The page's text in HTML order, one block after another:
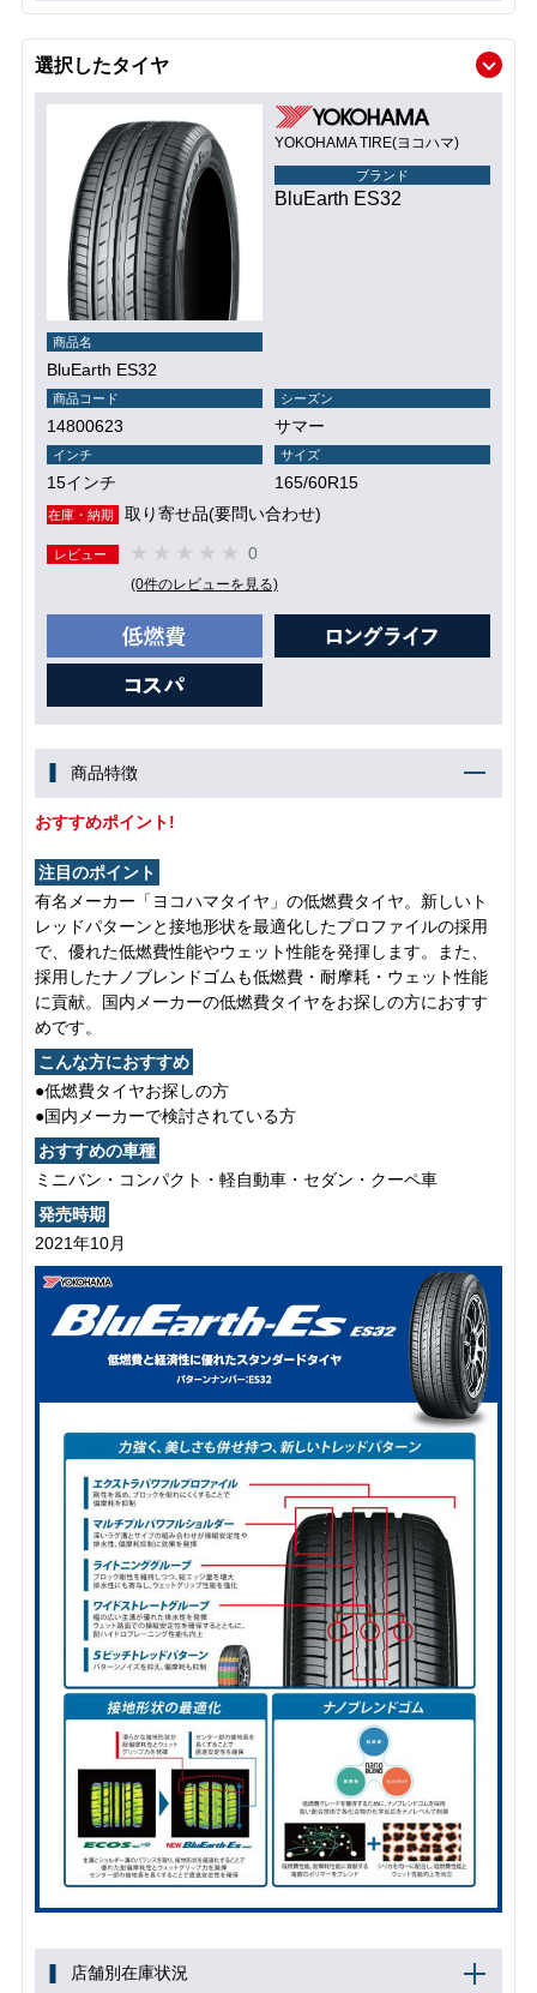
選択したタイヤ
YOKOHAMA TIRE(ヨコハマ)
ブランド
BluEarth ES32
商品名
BluEarth ES32
商品コード
14800623
シーズン
サマー
インチ
15インチ
サイズ
165/60R15
在庫・納期 取り寄せ品(要問い合わせ)
レビュー 0
(0件のレビューを見る)
商品特徴
おすすめポイント!
注目のポイント
有名メーカー「ヨコハマタイヤ」の低燃費タイヤ。新しいト
レッドパターンと接地形状を最適化したプロファイルの採用
で、優れた低燃費性能やウェット性能を発揮します。また、
採用したナノブレンドゴムも低燃費・耐摩耗・ウェット性能
に貢献。国内メーカーの低燃費タイヤをお探しの方におすす
めです。
こんな方におすすめ
●低燃費タイヤお探しの方
●国内メーカーで検討されている方
おすすめの車種
ミニバン・コンパクト・軽自動車・セダン・クーペ車
発売時期
2021年10月
店舗別在庫状況